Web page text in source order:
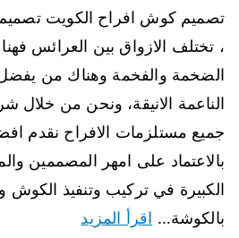
تصميم كوش افراح الكويت
، تختلف الازواق بين العرائس
الضخمة والفخمة وهناك من يفضل
الناعمة الانيقة، ونحن من خلال
جميع مستلزمات الافراح نقدم
بالاعتماد على امهر المصممين
الكبيرة في تركيب وتنفيذ الكوش
بالكوشة… اقرأ المزيد